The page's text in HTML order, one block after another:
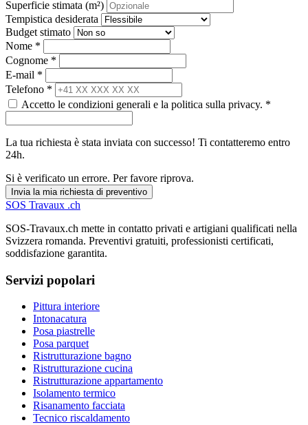
Superficie stimata (m²)
Tempistica desiderata
Budget stimato
Nome *
Cognome *
E-mail *
Telefono *
Accetto le condizioni generali e la politica sulla privacy. *
La tua richiesta è stata inviata con successo! Ti contatteremo entro
24h.
Si è verificato un errore. Per favore riprova.
Invia la mia richiesta di preventivo
SOS Travaux .ch
SOS-Travaux.ch mette in contatto privati e artigiani qualificati nella
Svizzera romanda. Preventivi gratuiti, professionisti certificati,
soddisfazione garantita.
Servizi popolari
Pittura interiore
Intonacatura
Posa piastrelle
Posa parquet
Ristrutturazione bagno
Ristrutturazione cucina
Ristrutturazione appartamento
Isolamento termico
Risanamento facciata
Tecnico riscaldamento